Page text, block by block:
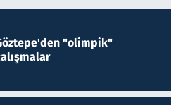
"olimpik"